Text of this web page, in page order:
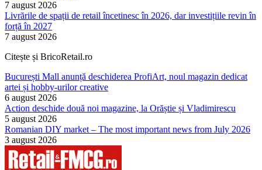
7 august 2026
Livrările de spații de retail încetinesc în 2026, dar investițiile revin în
forță în 2027
7 august 2026
Citește și BricoRetail.ro
București Mall anunță deschiderea ProfiArt, noul magazin dedicat
artei și hobby-urilor creative
6 august 2026
Action deschide două noi magazine, la Orăștie și Vladimirescu
5 august 2026
Romanian DIY market – The most important news from July 2026
3 august 2026